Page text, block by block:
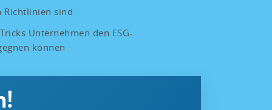
Richtlinien sind
Unternehmen den ESG-
können